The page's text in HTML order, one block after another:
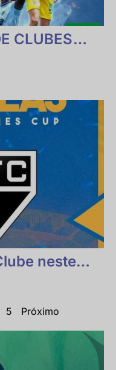
CLUBES
neste
SP foi
do Brasil
5 Próximo